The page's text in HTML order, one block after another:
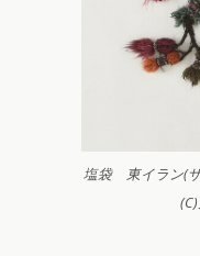
塩袋 東イラン(